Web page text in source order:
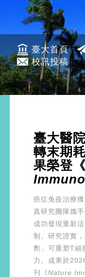
臺大首頁
校訊投稿
臺大醫
轉末期
果榮登《
癌症免疫治療
真研究團隊攜
成功發現重新
制。研究證實
劑」可重塑T細
力。成果於
刊《Nature